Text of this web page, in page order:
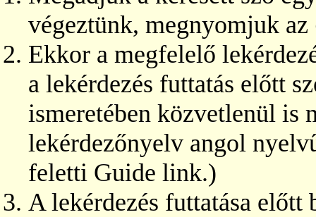
végeztünk, megnyomjuk az
Ekkor a megfelelő
a lekérdezés futtatás előtt
ismeretében közvetlenül is
lekérdezőnyelv angol
feletti Guide link.)
A lekérdezés futtatása